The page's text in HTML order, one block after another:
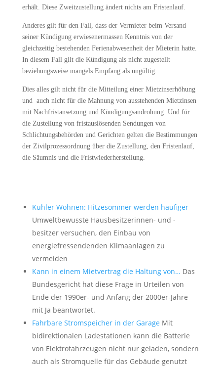
erhält. Diese Zweitzustellung ändert nichts am Fristenlauf.
Anderes gilt für den Fall, dass der Vermieter beim Versand
seiner Kündigung erwiesenermassen Kenntnis von der
gleichzeitig bestehenden Ferienabwesenheit der Mieterin hatte.
In diesem Fall gilt die Kündigung als nicht zugestellt
beziehungsweise mangels Empfang als ungültig.
Dies alles gilt nicht für die Mitteilung einer Mietzinserhöhung
und auch nicht für die Mahnung von ausstehenden Mietzinsen
mit Nachfristansetzung und Kündigungsandrohung. Und für
die Zustellung von fristauslösenden Sendungen von
Schlichtungsbehörden und Gerichten gelten die Bestimmungen
der Zivilprozessordnung über die Zustellung, den Fristenlauf,
die Säumnis und die Fristwiederherstellung.
Kühler Wohnen: Hitzesommer werden häufiger
Umweltbewusste Hausbesitzerinnen- und -
besitzer versuchen, den Einbau von
energiefressendenden Klimaanlagen zu
vermeiden
Kann in einem Mietvertrag die Haltung von… Das
Bundesgericht hat diese Frage in Urteilen von
Ende der 1990er- und Anfang der 2000er-Jahre
mit Ja beantwortet.
Fahrbare Stromspeicher in der Garage Mit
bidirektionalen Ladestationen kann die Batterie
von Elektrofahrzeugen nicht nur geladen, sondern
auch als Stromquelle für das Gebäude genutzt